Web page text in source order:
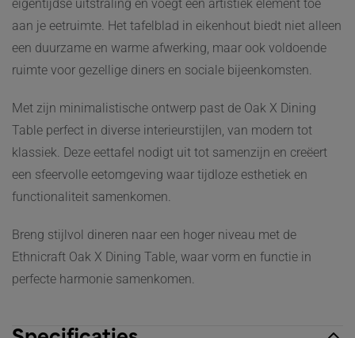
eigentijdse uitstraling en voegt een artistiek element toe
aan je eetruimte. Het tafelblad in eikenhout biedt niet alleen
een duurzame en warme afwerking, maar ook voldoende
ruimte voor gezellige diners en sociale bijeenkomsten.
Met zijn minimalistische ontwerp past de Oak X Dining
Table perfect in diverse interieurstijlen, van modern tot
klassiek. Deze eettafel nodigt uit tot samenzijn en creëert
een sfeervolle eetomgeving waar tijdloze esthetiek en
functionaliteit samenkomen.
Breng stijlvol dineren naar een hoger niveau met de
Ethnicraft Oak X Dining Table, waar vorm en functie in
perfecte harmonie samenkomen.